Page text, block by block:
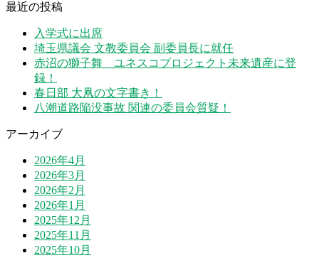
最近の投稿
入学式に出席
埼玉県議会 文教委員会 副委員長に就任
赤沼の獅子舞 ユネスコプロジェクト未来遺産に登
録！
春日部 大凧の文字書き！
八潮道路陥没事故 関連の委員会質疑！
アーカイブ
2026年4月
2026年3月
2026年2月
2026年1月
2025年12月
2025年11月
2025年10月